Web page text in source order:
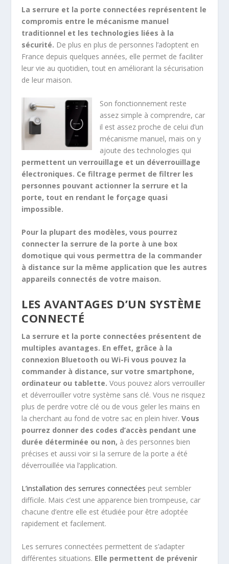
La serrure et la porte connectées représentent le
compromis entre le mécanisme manuel
traditionnel et les technologies liées à la
sécurité. De plus en plus de personnes l’adoptent en
France depuis quelques années, elle permet de faciliter
leur vie au quotidien, tout en améliorant la sécurisation
de leur maison.
Son fonctionnement reste
assez simple à comprendre, car
il est assez proche de celui d’un
mécanisme manuel, mais on y
ajoute des technologies qui
permettent un verrouillage et un déverrouillage
électroniques. Ce filtrage permet de filtrer les
personnes pouvant actionner la serrure et la
porte, tout en rendant le forçage quasi
impossible.
Pour la plupart des modèles, vous pourrez
connecter la serrure de la porte à une box
domotique qui vous permettra de la commander
à distance sur la même application que les autres
appareils connectés de votre maison.
LES AVANTAGES D’UN SYSTÈME
CONNECTÉ
La serrure et la porte connectées présentent de
multiples avantages. En effet, grâce à la
connexion Bluetooth ou Wi-Fi vous pouvez la
commander à distance, sur votre smartphone,
ordinateur ou tablette. Vous pouvez alors verrouiller
et déverrouiller votre système sans clé. Vous ne risquez
plus de perdre votre clé ou de vous geler les mains en
la cherchant au fond de votre sac en plein hiver.Vous
pourrez donner des codes d’accès pendant une
durée déterminée ou non, à des personnes bien
précises et aussi voir si la serrure de la porte a été
déverrouillée via l’application.
L’installation des serrures connectées peut sembler
difficile. Mais c’est une apparence bien trompeuse, car
chacune d’entre elle est étudiée pour être adoptée
rapidement et facilement.
Les serrures connectées permettent de s’adapter
différentes situations. Elle permettent de prévenir